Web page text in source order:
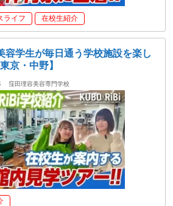
ライフ 在校生紹介
容学生が毎日通う学校施設を楽し
京・中野】
窪田理容美容専門学校